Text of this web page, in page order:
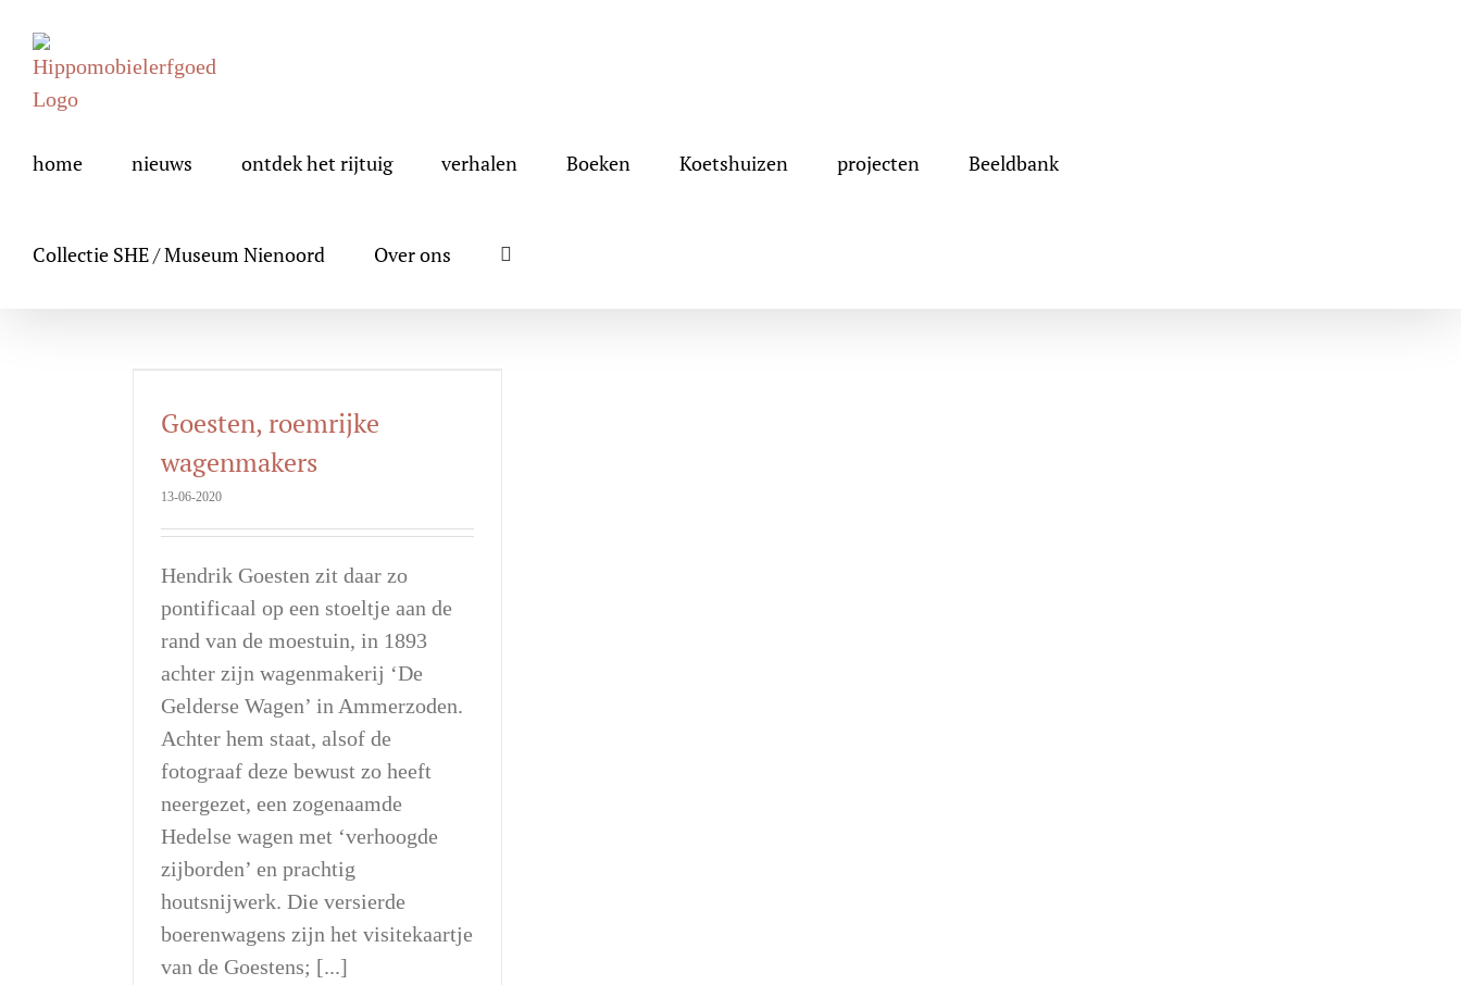
naar
inhoud
home nieuws ontdek het rijtuig verhalen Boeken Koetshuizen projecten Beeldbank
Collectie SHE / Museum Nienoord Over ons
Goesten, roemrijke
wagenmakers
13-06-2020
Hendrik Goesten zit daar zo
pontificaal op een stoeltje aan de
rand van de moestuin, in 1893
achter zijn wagenmakerij ‘De
Gelderse Wagen’ in Ammerzoden.
Achter hem staat, alsof de
fotograaf deze bewust zo heeft
neergezet, een zogenaamde
Hedelse wagen met ‘verhoogde
zijborden’ en prachtig
houtsnijwerk. Die versierde
boerenwagens zijn het visitekaartje
van de Goestens; [...]